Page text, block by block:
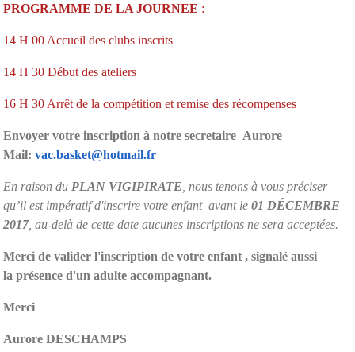
PROGRAMME DE LA JOURNEE :
14 H 00 Accueil des clubs inscrits
14 H 30 Début des ateliers
16 H 30 Arrêt de la compétition et remise des récompenses
Envoyer votre inscription à notre secretaire Aurore
Mail: vac.basket@hotmail.fr
En raison du PLAN VIGIPIRATE , nous tenons à vous préciser
qu’il est impératif d'inscrire votre enfant avant le 01 DÉCEMBRE
2017, au-delà de cette date aucunes inscriptions ne sera acceptées.
Merci de valider l'inscription de votre enfant , signalé aussi
la présence d'un adulte accompagnant.
Merci
Aurore DESCHAMPS